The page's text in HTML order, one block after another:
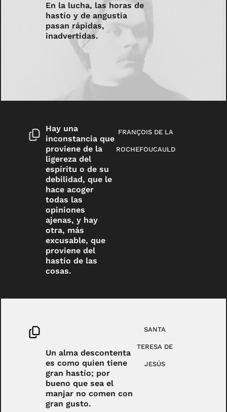
En la lucha, las horas de
hastío y de angustia
pasan rápidas,
inadvertidas.
Hay una
inconstancia que
proviene de la
ligereza del
espíritu o de su
debilidad, que le
hace acoger
todas las
opiniones
ajenas, y hay
otra, más
excusable, que
proviene del
hastío de las
cosas.
FRANÇOIS DE LA
ROCHEFOUCAULD
Un alma descontenta
es como quien tiene
gran hastío; por
bueno que sea el
manjar no comen con
gran gusto.
SANTA
TERESA DE
JESÚS